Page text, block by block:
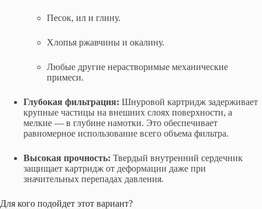
Песок, ил и глину.
Хлопья ржавчины и окалину.
Любые другие нерастворимые механические
примеси.
Глубокая фильтрация: Шнуровой картридж задерживает
крупные частицы на внешних слоях поверхности, а
мелкие — в глубине намотки. Это обеспечивает
равномерное использование всего объема фильтра.
Высокая прочность: Твердый внутренний сердечник
защищает картридж от деформации даже при
значительных перепадах давления.
Для кого подойдет этот вариант?